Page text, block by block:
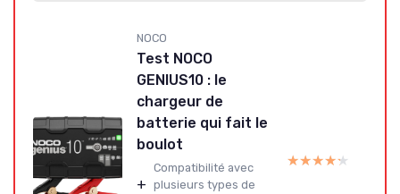
NOCO
Test NOCO
GENIUS10 : le
chargeur de
batterie qui fait le
boulot
+
Compatibilité avec
plusieurs types de
★★★★★
★★★★★